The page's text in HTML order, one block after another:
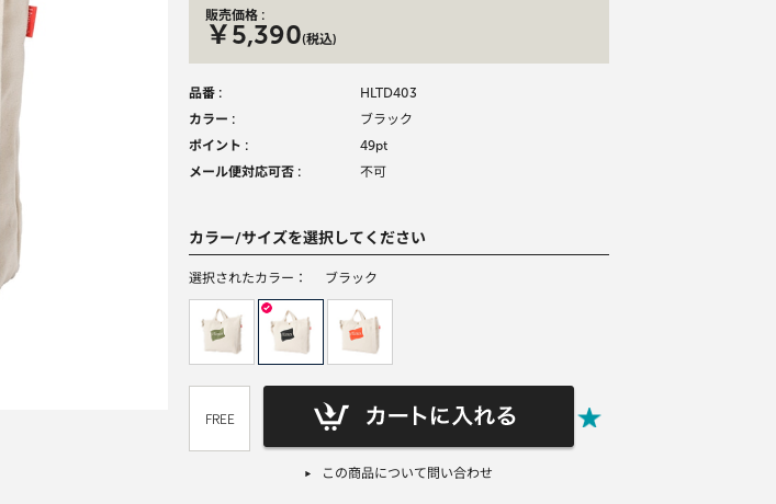
販売価格 :
￥5,390(税込)
品番 :
HLTD403
カラー :
ブラック
ポイント :
49pt
メール便対応可否 :
不可
カラー/サイズを選択してください
選択されたカラー： ブラック
FREE
この商品について問い合わせ